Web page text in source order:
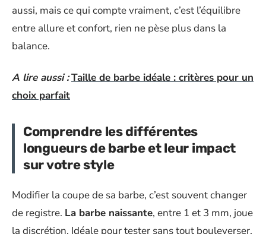
aussi, mais ce qui compte vraiment, c’est l’équilibre
entre allure et confort, rien ne pèse plus dans la
balance.
A lire aussi :Taille de barbe idéale : critères pour un
choix parfait
Comprendre les différentes
longueurs de barbe et leur impact
sur votre style
Modifier la coupe de sa barbe, c’est souvent changer
de registre. La barbe naissante, entre 1 et 3 mm, joue
la discrétion. Idéale pour tester sans tout bouleverser,